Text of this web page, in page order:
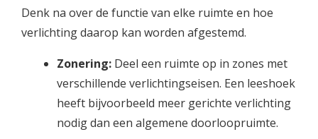
Denk na over de functie van elke ruimte en hoe
verlichting daarop kan worden afgestemd.
Zonering:Deel een ruimte op in zones met
verschillende verlichtingseisen. Een leeshoek
heeft bijvoorbeeld meer gerichte verlichting
nodig dan een algemene doorloopruimte.